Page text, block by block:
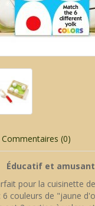
Commentaires (0)
Éducatif et
pour la cuisinette
6 couleurs de "jaune